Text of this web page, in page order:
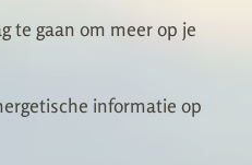
te gaan om meer op je
informatie op